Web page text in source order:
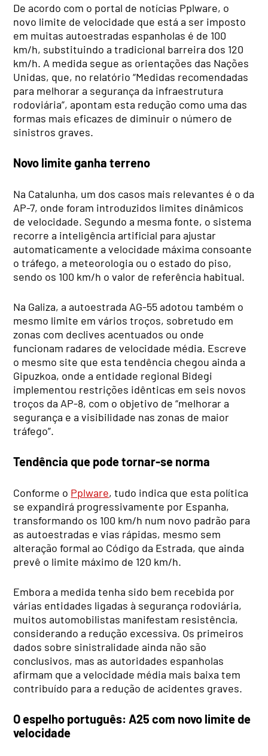
De acordo com o portal de notícias Pplware, o
novo limite de velocidade que está a ser imposto
em muitas autoestradas espanholas é de 100
km/h, substituindo a tradicional barreira dos 120
km/h. A medida segue as orientações das Nações
Unidas, que, no relatório “Medidas recomendadas
para melhorar a segurança da infraestrutura
rodoviária”, apontam esta redução como uma das
formas mais eficazes de diminuir o número de
sinistros graves.
Novo limite ganha terreno
Na Catalunha, um dos casos mais relevantes é o da
AP-7, onde foram introduzidos limites dinâmicos
de velocidade. Segundo a mesma fonte, o sistema
recorre a inteligência artificial para ajustar
automaticamente a velocidade máxima consoante
o tráfego, a meteorologia ou o estado do piso,
sendo os 100 km/h o valor de referência habitual.
Na Galiza, a autoestrada AG-55 adotou também o
mesmo limite em vários troços, sobretudo em
zonas com declives acentuados ou onde
funcionam radares de velocidade média. Escreve
o mesmo site que esta tendência chegou ainda a
Gipuzkoa, onde a entidade regional Bidegi
implementou restrições idênticas em seis novos
troços da AP-8, com o objetivo de “melhorar a
segurança e a visibilidade nas zonas de maior
tráfego”.
Tendência que pode tornar-se norma
Conforme o Pplware, tudo indica que esta política
se expandirá progressivamente por Espanha,
transformando os 100 km/h num novo padrão para
as autoestradas e vias rápidas, mesmo sem
alteração formal ao Código da Estrada, que ainda
prevê o limite máximo de 120 km/h.
Embora a medida tenha sido bem recebida por
várias entidades ligadas à segurança rodoviária,
muitos automobilistas manifestam resistência,
considerando a redução excessiva. Os primeiros
dados sobre sinistralidade ainda não são
conclusivos, mas as autoridades espanholas
afirmam que a velocidade média mais baixa tem
contribuído para a redução de acidentes graves.
O espelho português: A25 com novo limite de
velocidade